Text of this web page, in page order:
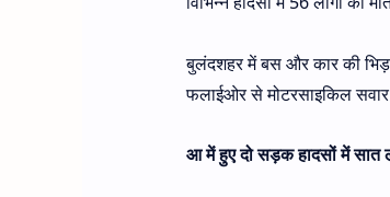
बुलंदशहर में बस और कार की
फलाईओर से मोटरसाइकिल सवार
आ में हुए दो सड़क हादसों में सात